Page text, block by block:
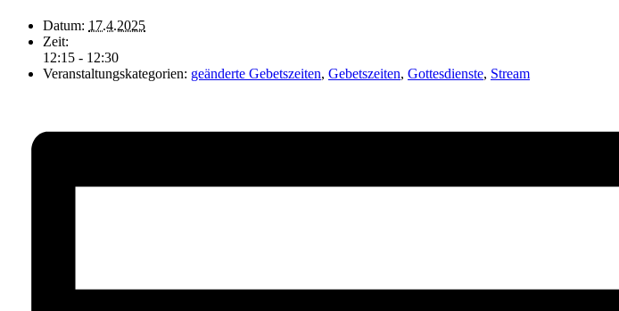
Datum: 17.4.2025
Zeit:
12:15 - 12:30
Veranstaltungskategorien: geänderte Gebetszeiten, Gebetszeiten, Gottesdienste, Stream